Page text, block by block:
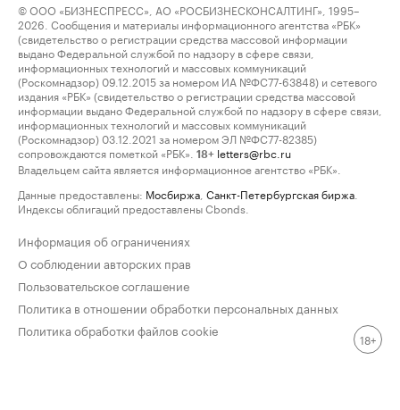
© ООО «БИЗНЕСПРЕСС», АО «РОСБИЗНЕСКОНСАЛТИНГ», 1995–
2026. Сообщения и материалы информационного агентства «РБК»
(свидетельство о регистрации средства массовой информации
выдано Федеральной службой по надзору в сфере связи,
информационных технологий и массовых коммуникаций
(Роскомнадзор) 09.12.2015 за номером ИА №ФС77-63848) и сетевого
издания «РБК» (свидетельство о регистрации средства массовой
информации выдано Федеральной службой по надзору в сфере связи,
информационных технологий и массовых коммуникаций
(Роскомнадзор) 03.12.2021 за номером ЭЛ №ФС77-82385)
сопровождаются пометкой «РБК».
18+ letters@rbc.ru
Владельцем сайта является информационное агентство «РБК».
Данные предоставлены: Мосбиржа Санкт-Петербургская биржа
Индексы облигаций предоставлены Cbonds.
Информация об ограничениях
О соблюдении авторских прав
Пользовательское соглашение
Политика в отношении обработки персональных данных
Политика обработки файлов cookie
18+